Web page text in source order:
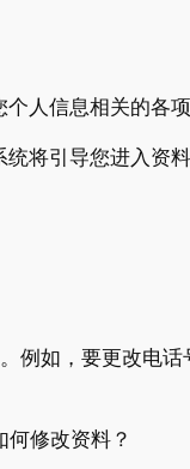
人信息相关的各
将引导您进入
例如，要更改电